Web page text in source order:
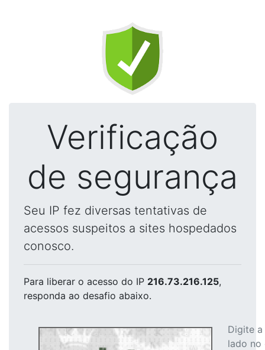
Verificação
de segurança
Seu IP fez diversas tentativas de
acessos suspeitos a sites hospedados
conosco.
Para liberar o acesso do IP 216.73.216.125,
responda ao desafio abaixo.
Digite
lado no